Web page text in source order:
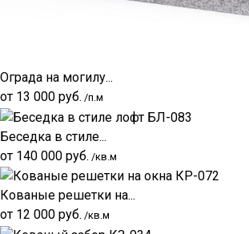
Ограда на могилу...
от 13 000 руб. /п.м
Беседка в стиле...
от 140 000 руб. /кв.м
Кованые решетки на...
от 12 000 руб. /кв.м